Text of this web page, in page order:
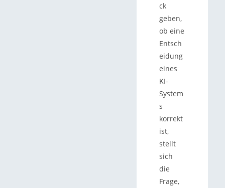
ck
geben,
ob eine
Entsch
eidung
eines
KI-
System
s
korrekt
ist,
stellt
sich
die
Frage,